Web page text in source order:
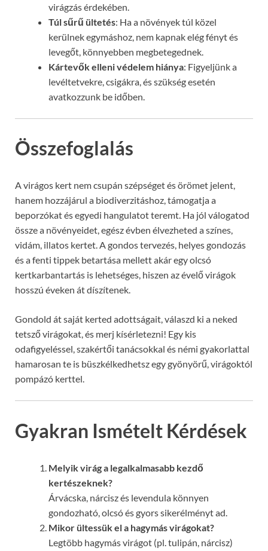
virágzás érdekében.
Túl sűrű ültetés: Ha a növények túl közel
kerülnek egymáshoz, nem kapnak elég fényt és
levegőt, könnyebben megbetegednek.
Kártevők elleni védelem hiánya: Figyeljünk a
levéltetvekre, csigákra, és szükség esetén
avatkozzunk be időben.
Összefoglalás
A virágos kert nem csupán szépséget és örömet jelent,
hanem hozzájárul a biodiverzitáshoz, támogatja a
beporzókat és egyedi hangulatot teremt. Ha jól válogatod
össze a növényeidet, egész évben élvezheted a színes,
vidám, illatos kertet. A gondos tervezés, helyes gondozás
és a fenti tippek betartása mellett akár egy olcsó
kertkarbantartás is lehetséges, hiszen az évelő virágok
hosszú éveken át díszítenek.
Gondold át saját kerted adottságait, válaszd ki a neked
tetsző virágokat, és merj kísérletezni! Egy kis
odafigyeléssel, szakértői tanácsokkal és némi gyakorlattal
hamarosan te is büszkélkedhetsz egy gyönyörű, virágoktól
pompázó kerttel.
Gyakran Ismételt Kérdések
Melyik virág a legalkalmasabb kezdő
kertészeknek?
Árvácska, nárcisz és levendula könnyen
gondozható, olcsó és gyors sikerélményt ad.
Mikor ültessük el a hagymás virágokat?
Legtöbb hagymás virágot (pl. tulipán, nárcisz)